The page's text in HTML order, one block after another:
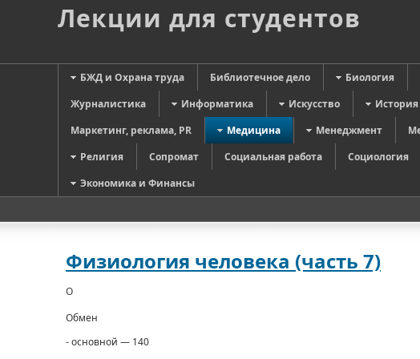
Лекции для студентов
БЖД и Охрана труда Библиотечное дело Биология
Журналистика
Информатика Искусство История
Маркетинг, реклама, PR
Медицина Менеджмент
Религия
Сопромат Социальная работа Социология
Экономика и Финансы
Физиология человека (часть 7)
О
Обмен
- основной — 140